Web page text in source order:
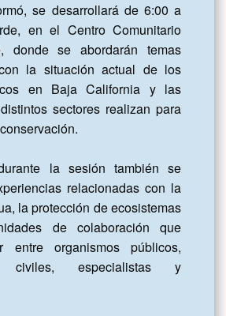
se desarrollará de 6:00 a
en el Centro Comunitario
donde se abordarán temas
la situación actual de los
en Baja California y las
sectores realizan para
la sesión también se
relacionadas con la
la protección de ecosistemas
de colaboración que
entre organismos públicos,
civiles, especialistas y